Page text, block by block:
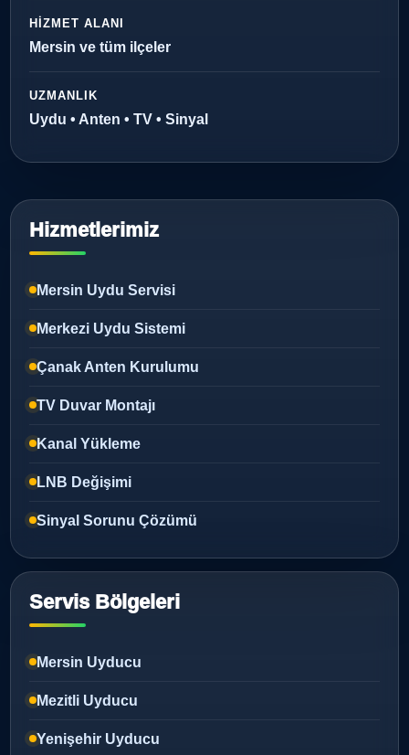
HIZMET ALANI
Mersin ve tüm ilçeler
UZMANLIK
Uydu • Anten • TV • Sinyal
Hizmetlerimiz
Mersin Uydu Servisi
Merkezi Uydu Sistemi
Çanak Anten Kurulumu
TV Duvar Montajı
Kanal Yükleme
LNB Değişimi
Sinyal Sorunu Çözümü
Servis Bölgeleri
Mersin Uyducu
Mezitli Uyducu
Yenişehir Uyducu